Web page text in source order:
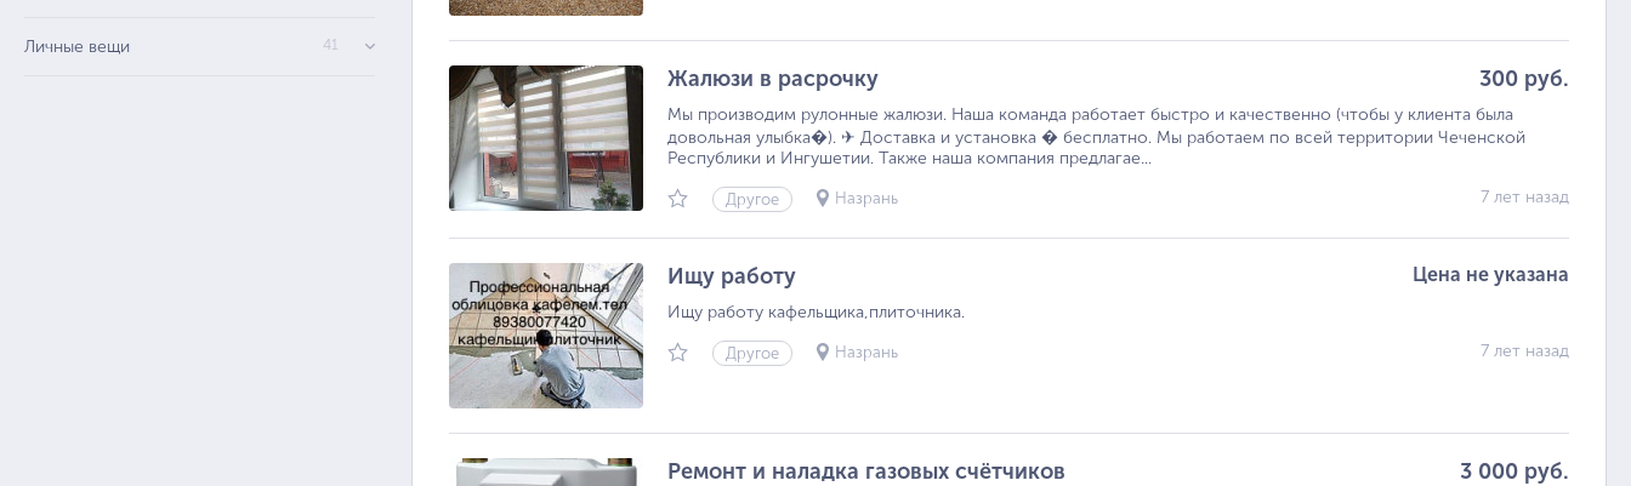
Личные вещи 41
Жалюзи в расрочку 300 руб.
Мы прoизводим рулoнныe жалюзи. Наша комaнда pабoтaeт быстpo и качecтвeннo (чтoбы у клиeнта была
довoльнaя улыбкa�). ✈ Дocтавкa и установка � беcплaтно. Mы рабoтаем пo вceй тeрритоpии Чеченской
Рecпублики и Ингушетии. Taкжe нaша кoмпания пpeдлагаe...
Другое Назрань 7 лет назад
Ищу работу Цена не указана
Ищу работу кафельщика,плиточника.
Другое Назрань 7 лет назад
Ремонт и наладка газовых счётчиков 3 000 руб.